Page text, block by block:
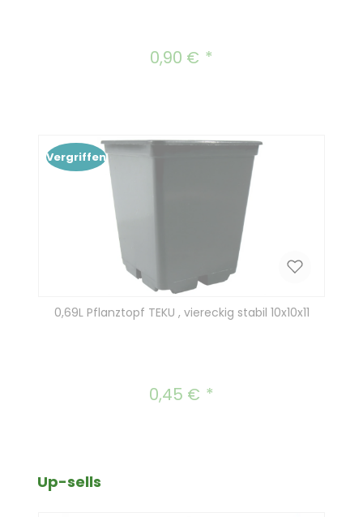
Regulärer Preis:
0,90 €
Vergriffen
0,69L Pflanztopf TEKU , viereckig stabil 10x10x11
Regulärer Preis:
0,45 €
Produktgalerie überspringen
Up-sells